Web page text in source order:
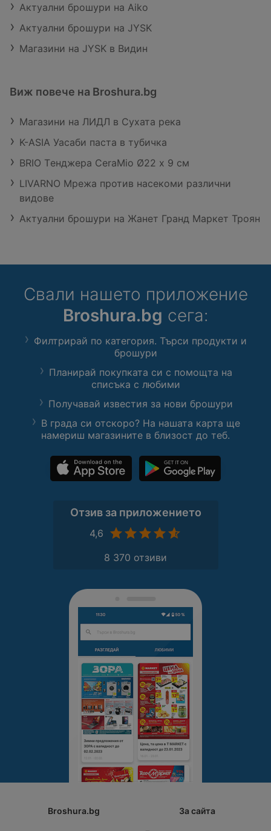
Актуални брошури на Aiko
Актуални брошури на JYSK
Магазини на JYSK в Видин
Виж повече на Broshura.bg
Магазини на ЛИДЛ в Сухата река
K-ASIA Уасаби паста в тубичка
BRIO Tенджера CeraMio Ø22 х 9 см
LIVARNO Мрежа против насекоми различни
видове
Актуални брошури на Жанет Гранд Маркет Троян
Свали нашето приложение
Broshura.bg сега:
Филтрирай по категория. Търси продукти и
брошури
Планирай покупката си с помощта на
списъка с любими
Получавай известия за нови брошури
В града си отскоро? На нашата карта ще
намериш магазините в близост до теб.
Отзив за приложението
4,6
8 370 отзиви
Broshura.bg За сайта